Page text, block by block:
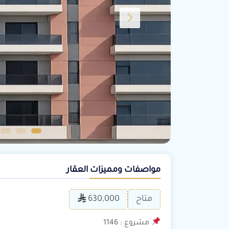
مواصفات ومميزات العقار
متاح 630,000
مشروع : 1146